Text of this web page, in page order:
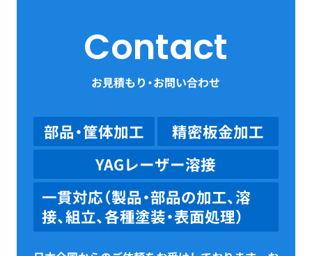
Contact
お見積もり・お問い合わせ
部品・筐体加工
精密板金加工
YAGレーザー溶接
一貫対応（製品・部品の加工、溶
接、組立、各種塗装・表面処理）